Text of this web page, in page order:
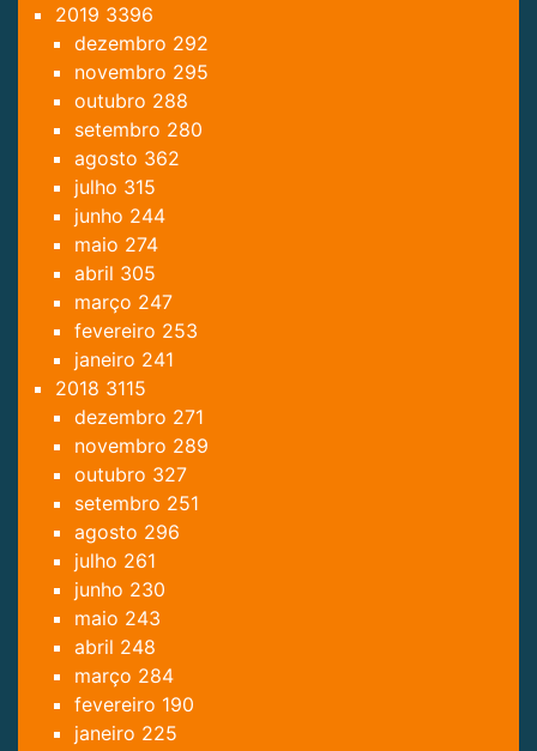
2019 3396
dezembro 292
novembro 295
outubro 288
setembro 280
agosto 362
julho 315
junho 244
maio 274
abril 305
março 247
fevereiro 253
janeiro 241
2018 3115
dezembro 271
novembro 289
outubro 327
setembro 251
agosto 296
julho 261
junho 230
maio 243
abril 248
março 284
fevereiro 190
janeiro 225